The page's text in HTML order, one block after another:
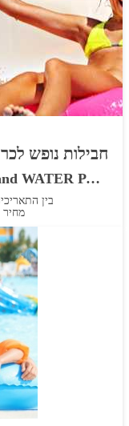
חבילות נופש
בין
STAR BEACH VILLAGE and WATER PARK